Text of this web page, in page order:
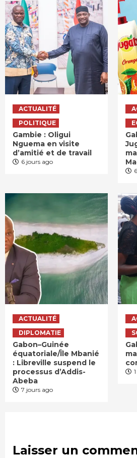
ACTUALITÉ
POLITIQUE
Gambie : Oligui
Nguema en visite
d’amitié et de travail
6 jours ago
ACTUALITÉ
DIPLOMATIE
Gabon–Guinée
équatoriale/Île Mbanié
: Libreville suspend le
processus d’Addis-
Abeba
7 jours ago
Laisser un